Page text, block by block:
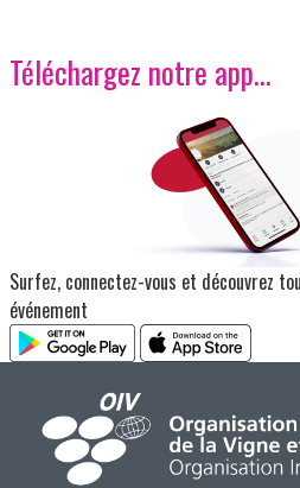
Téléchargez notre app…
Surfez, connectez-vous et découvrez
événement